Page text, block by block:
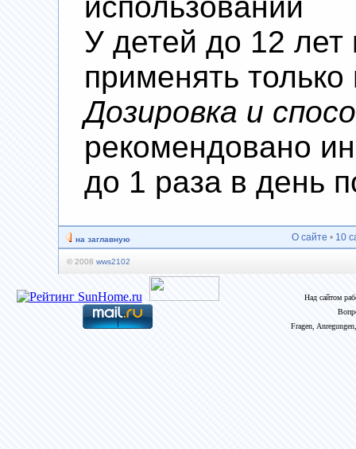
У детей до 12 лет
применять
Дозировка и
рекомендовано
до 1 раза в день
на заглавную О сайте • 10
© 2008 wws2102
Над сайтом
Fragen,